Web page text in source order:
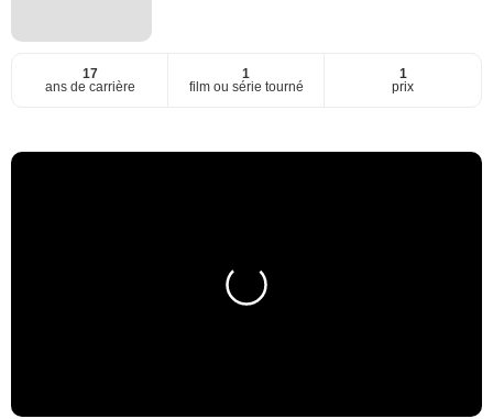
17
ans de carrière
1
film ou série tourné
1
prix